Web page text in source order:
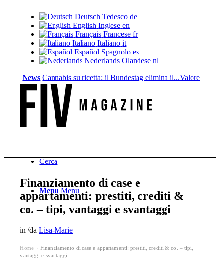
Deutsch Tedesco de
English Inglese en
Français Francese fr
Italiano Italiano it
Español Spagnolo es
Nederlands Olandese nl
News Cannabis su ricetta: il Bundestag elimina il...Valore fondiario
Cerca
Menu Menu
Finanziamento di case e
appartamenti: prestiti, crediti &
co. – tipi, vantaggi e svantaggi
in/daLisa-Marie
Home
Finanziamento di case e appartamenti: prestiti, crediti & co. – tipi,
vantaggi e svantaggi